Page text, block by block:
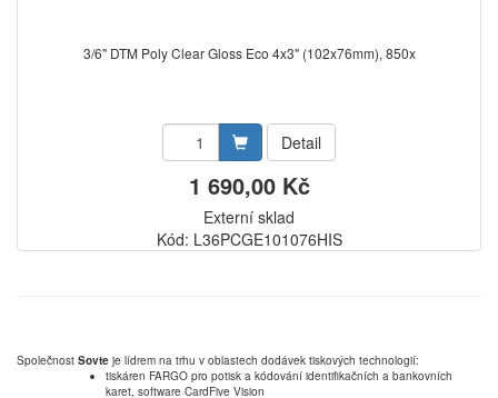
3/6" DTM Poly Clear Gloss Eco 4x3" (102x76mm), 850x
Detail
1 690,00 Kč
Externí sklad
Kód: L36PCGE101076HIS
Společnost Sovte je lídrem na trhu v oblastech dodávek tiskových technologií:
tiskáren FARGO pro potisk a kódování identifikačních a bankovních
karet, software CardFive Vision